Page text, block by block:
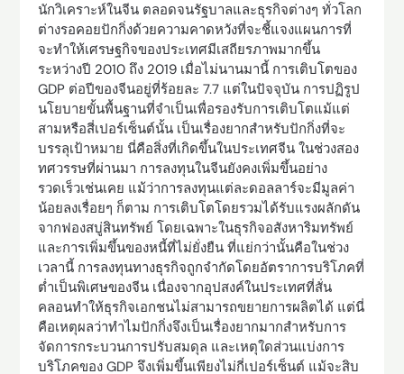
นักวิเคราะห์ในจีน ตลอดจนรัฐบาลและธุรกิจต่างๆ ทั่วโลก
ต่างรอคอยปักกิ่งด้วยความคาดหวังที่จะชี้แจงแผนการที่
จะทำให้เศรษฐกิจของประเทศมีเสถียรภาพมากขึ้น
ระหว่างปี 2010 ถึง 2019 เมื่อไม่นานมานี้ การเติบโตของ
GDP ต่อปีของจีนอยู่ที่ร้อยละ 7.7 แต่ในปัจจุบัน การปฏิรูป
นโยบายขั้นพื้นฐานที่จำเป็นเพื่อรองรับการเติบโตแม้แต่
สามหรือสี่เปอร์เซ็นต์นั้น เป็นเรื่องยากสำหรับปักกิ่งที่จะ
บรรลุเป้าหมาย นี่คือสิ่งที่เกิดขึ้นในประเทศจีน ในช่วงสอง
ทศวรรษที่ผ่านมา การลงทุนในจีนยังคงเพิ่มขึ้นอย่าง
รวดเร็วเช่นเคย แม้ว่าการลงทุนแต่ละดอลลาร์จะมีมูลค่า
น้อยลงเรื่อยๆ ก็ตาม การเติบโตโดยรวมได้รับแรงผลักดัน
จากฟองสบู่สินทรัพย์ โดยเฉพาะในธุรกิจอสังหาริมทรัพย์
และการเพิ่มขึ้นของหนี้ที่ไม่ยั่งยืน ที่แย่กว่านั้นคือในช่วง
เวลานี้ การลงทุนทางธุรกิจถูกจำกัดโดยอัตราการบริโภคที่
ต่ำเป็นพิเศษของจีน เนื่องจากอุปสงค์ในประเทศที่สั่น
คลอนทำให้ธุรกิจเอกชนไม่สามารถขยายการผลิตได้ แต่นี่
คือเหตุผลว่าทำไมปักกิ่งจึงเป็นเรื่องยากมากสำหรับการ
จัดการกระบวนการปรับสมดุล และเหตุใดส่วนแบ่งการ
บริโภคของ GDP จึงเพิ่มขึ้นเพียงไม่กี่เปอร์เซ็นต์ แม้จะสิบ